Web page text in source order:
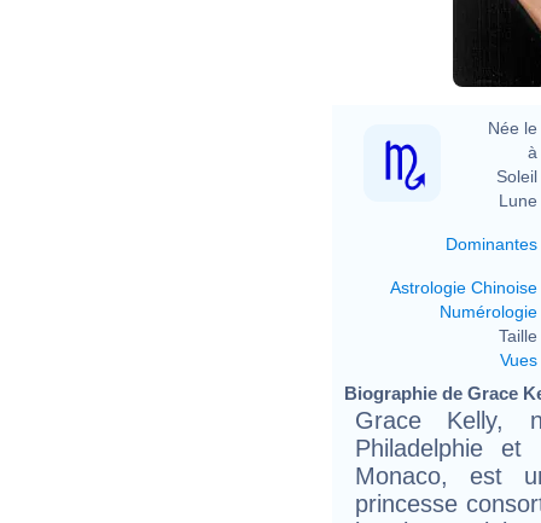
Née le
à
Soleil
Lune
Dominantes
Astrologie Chinoise
Numérologie
Taille
Vues
Biographie de Grace
Grace Kelly,
Philadelphie
Monaco, est
princesse